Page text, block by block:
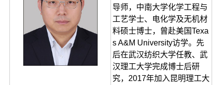
导师，中南大学化学工程与
工艺学士、电化学及无机材
料硕士博士，曾赴美国Texa
s A&M University访学。先
后在武汉纺织大学任教、武
汉理工大学完成博士后研
究，2017年加入昆明理工大